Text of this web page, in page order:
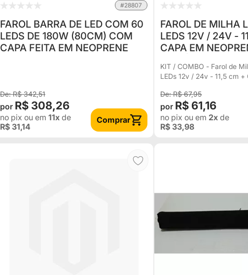
#28807
FAROL BARRA DE LED COM 60
LEDS DE 180W (80CM) COM
CAPA FEITA EM NEOPRENE
R$ 342,51
R$ 308,26
no pix ou em 11x de
R$ 31,14
Comprar
FAROL DE MILHA
LEDS 12V / 24V -
CAPA EM
KIT / COMBO - Farol de
LEDs 12v / 24v - 11,5 cm +
R$ 67,95
R$ 61,16
no pix ou em 2x de
R$ 33,98